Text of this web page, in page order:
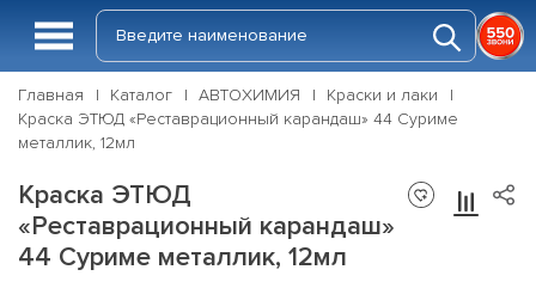
Главная Каталог АВТОХИМИЯ
Краски и лаки
Краска ЭТЮД «Реставрационный карандаш» 44 Суриме
металлик, 12мл
Краска ЭТЮД
«Реставрационный карандаш»
44 Суриме металлик, 12мл